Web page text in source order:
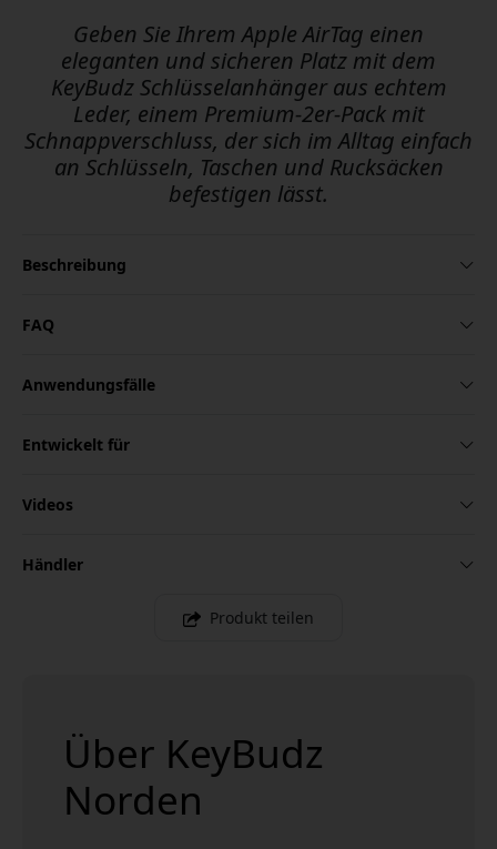
Geben Sie Ihrem Apple AirTag einen
eleganten und sicheren Platz mit dem
KeyBudz Schlüsselanhänger aus echtem
Leder, einem Premium-2er-Pack mit
Schnappverschluss, der sich im Alltag einfach
an Schlüsseln, Taschen und Rucksäcken
befestigen lässt.
Beschreibung
FAQ
Anwendungsfälle
Entwickelt für
Videos
Händler
Produkt teilen
Über KeyBudz
Norden